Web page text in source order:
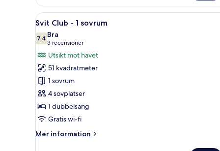
-
kingsize-
säng
-
utsikt
mot
parken
Öppna
alla
foton
för
Svit
Club
-
1
sovrum
Ett hotellrum med en stor
16
Svit Club - 1 sovrum
7,47,4 av 10
Bra
3 recensioner
(3 recensioner)
Utsikt mot havet
51 kvadratmeter
1 sovrum
4 sovplatser
1 dubbelsäng
Gratis wi-fi
Mer information
Mer